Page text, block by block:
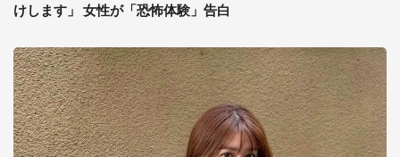
けします」 女性が「恐怖体験」告白